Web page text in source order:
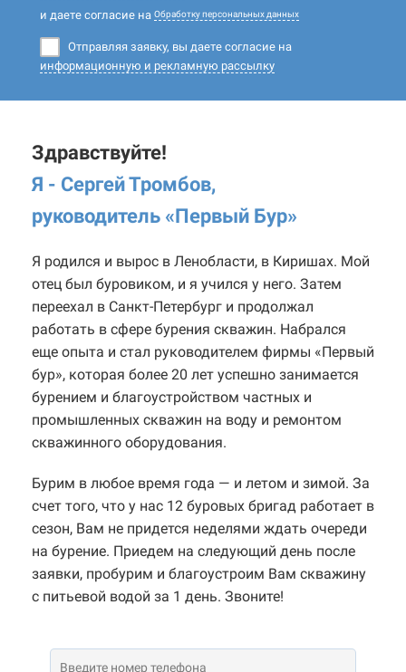
и даете согласие на Обработку персональных данных
Отправляя заявку, вы даете согласие на
информационную и рекламную рассылку
Здравствуйте!
Я - Сергей Тромбов,
руководитель «Первый Бур»
Я родился и вырос в Ленобласти, в Киришах. Мой
отец был буровиком, и я учился у него. Затем
переехал в Санкт-Петербург и продолжал
работать в сфере бурения скважин. Набрался
еще опыта и стал руководителем фирмы «Первый
бур», которая более 20 лет успешно занимается
бурением и благоустройством частных и
промышленных скважин на воду и ремонтом
скважинного оборудования.
Бурим в любое время года — и летом и зимой. За
счет того, что у нас 12 буровых бригад работает в
сезон, Вам не придется неделями ждать очереди
на бурение. Приедем на следующий день после
заявки, пробурим и благоустроим Вам скважину
с питьевой водой за 1 день. Звоните!